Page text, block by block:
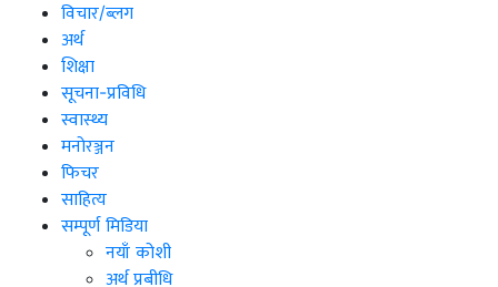
विचार/ब्लग
अर्थ
शिक्षा
सूचना-प्रविधि
स्वास्थ्य
मनोरञ्जन
फिचर
साहित्य
सम्पूर्ण मिडिया
नयाँ कोशी
अर्थ प्रबीधि